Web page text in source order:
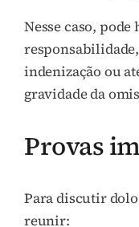
Nesse caso,
indenização ou
gravidade da
Provas
Para discutir
reunir: